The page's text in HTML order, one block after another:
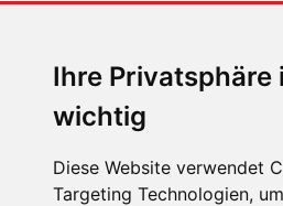
Ihre Privatsphäre
wichtig
Diese Website verwendet
Targeting Technologien,
TEST: LAND ROVER DEFENDER
Hochamt des